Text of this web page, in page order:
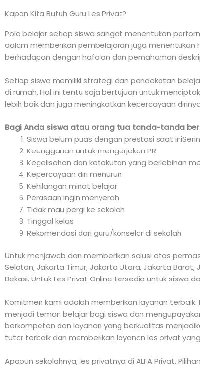
Kapan Kita Butuh Guru Les Privat?
Pola belajar setiap siswa sangat menentukan
dalam memberikan pembelajaran juga menentukan
berhadapan dengan hafalan dan pemahaman
Setiap siswa memiliki strategi dan pendekatan
di rumah. Hal ini tentu saja bertujuan untuk
lebih baik dan juga meningkatkan kepercayaan
Bagi Anda siswa atau orang tua tanda-tanda
Siswa belum puas dengan prestasi saat
Keengganan untuk mengerjakan PR
Kegelisahan dan ketakutan yang berlebihan
Kepercayaan diri menurun
Kehilangan minat belajar
Perasaan ingin menyerah
Tidak mau pergi ke sekolah
Tinggal kelas
Rekomendasi dari guru/konselor di sekolah
Untuk menjawab dan memberikan solusi atas
Selatan, Jakarta Timur, Jakarta Utara, Jakarta
Bekasi. Untuk Les Privat Online tersedia untuk siswa
Komitmen kami adalah memberikan layanan
menjadi teman belajar bagi siswa dan
berkompeten dan layanan yang berkualitas
tutor terbaik dan memberikan layanan les privat
Apapun sekolahnya, les privatnya di ALFA Privat.